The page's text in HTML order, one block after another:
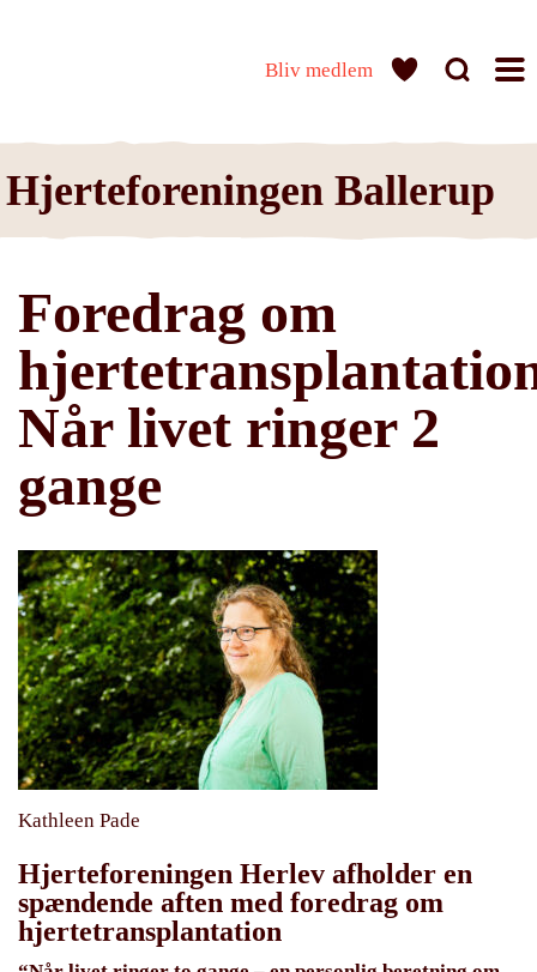
Bliv medlem
Hjerteforeningen Ballerup
Foredrag om
Når livet ringer 2
gange
Kathleen Pade
Hjerteforeningen Herlev afholder en
spændende aften med foredrag om
hjertetransplantation